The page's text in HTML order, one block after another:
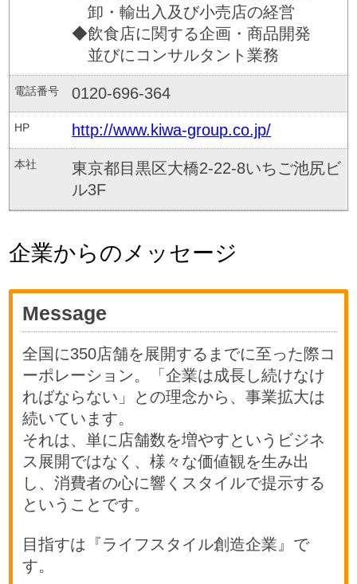
卸・輸出入及び小売店の経営
◆飲食店に関する企画・商品開発
並びにコンサルタント業務
電話番号 0120-696-364
HP http://www.kiwa-group.co.jp/
本社
東京都目黒区大橋2-22-8いちご池尻ビ
ル3F
企業からのメッセージ
Message
全国に350店舗を展開するまでに至った際コ
ーポレーション。「企業は成長し続けなけ
ればならない」との理念から、事業拡大は
続いています。
それは、単に店舗数を増やすというビジネ
ス展開ではなく、様々な価値観を生み出
し、消費者の心に響くスタイルで提示する
ということです。
目指すは『ライフスタイル創造企業』で
す。